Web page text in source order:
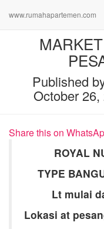
www.rumahapartemen.com
Published
October 26,
Share this on
ROYAL
TYPE
Lt mulai
Lokasi at